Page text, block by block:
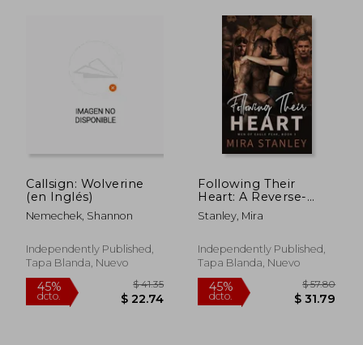
45%
dcto.
Callsign: Wolverine
(en Inglés)
Nemechek, Shannon
Independently Published,
Tapa Blanda, Nuevo
Following Their
Heart: A Reverse-
Harem Romance (en
Inglés)
Stanley, Mira
Independently Published,
Tapa Blanda, Nuevo